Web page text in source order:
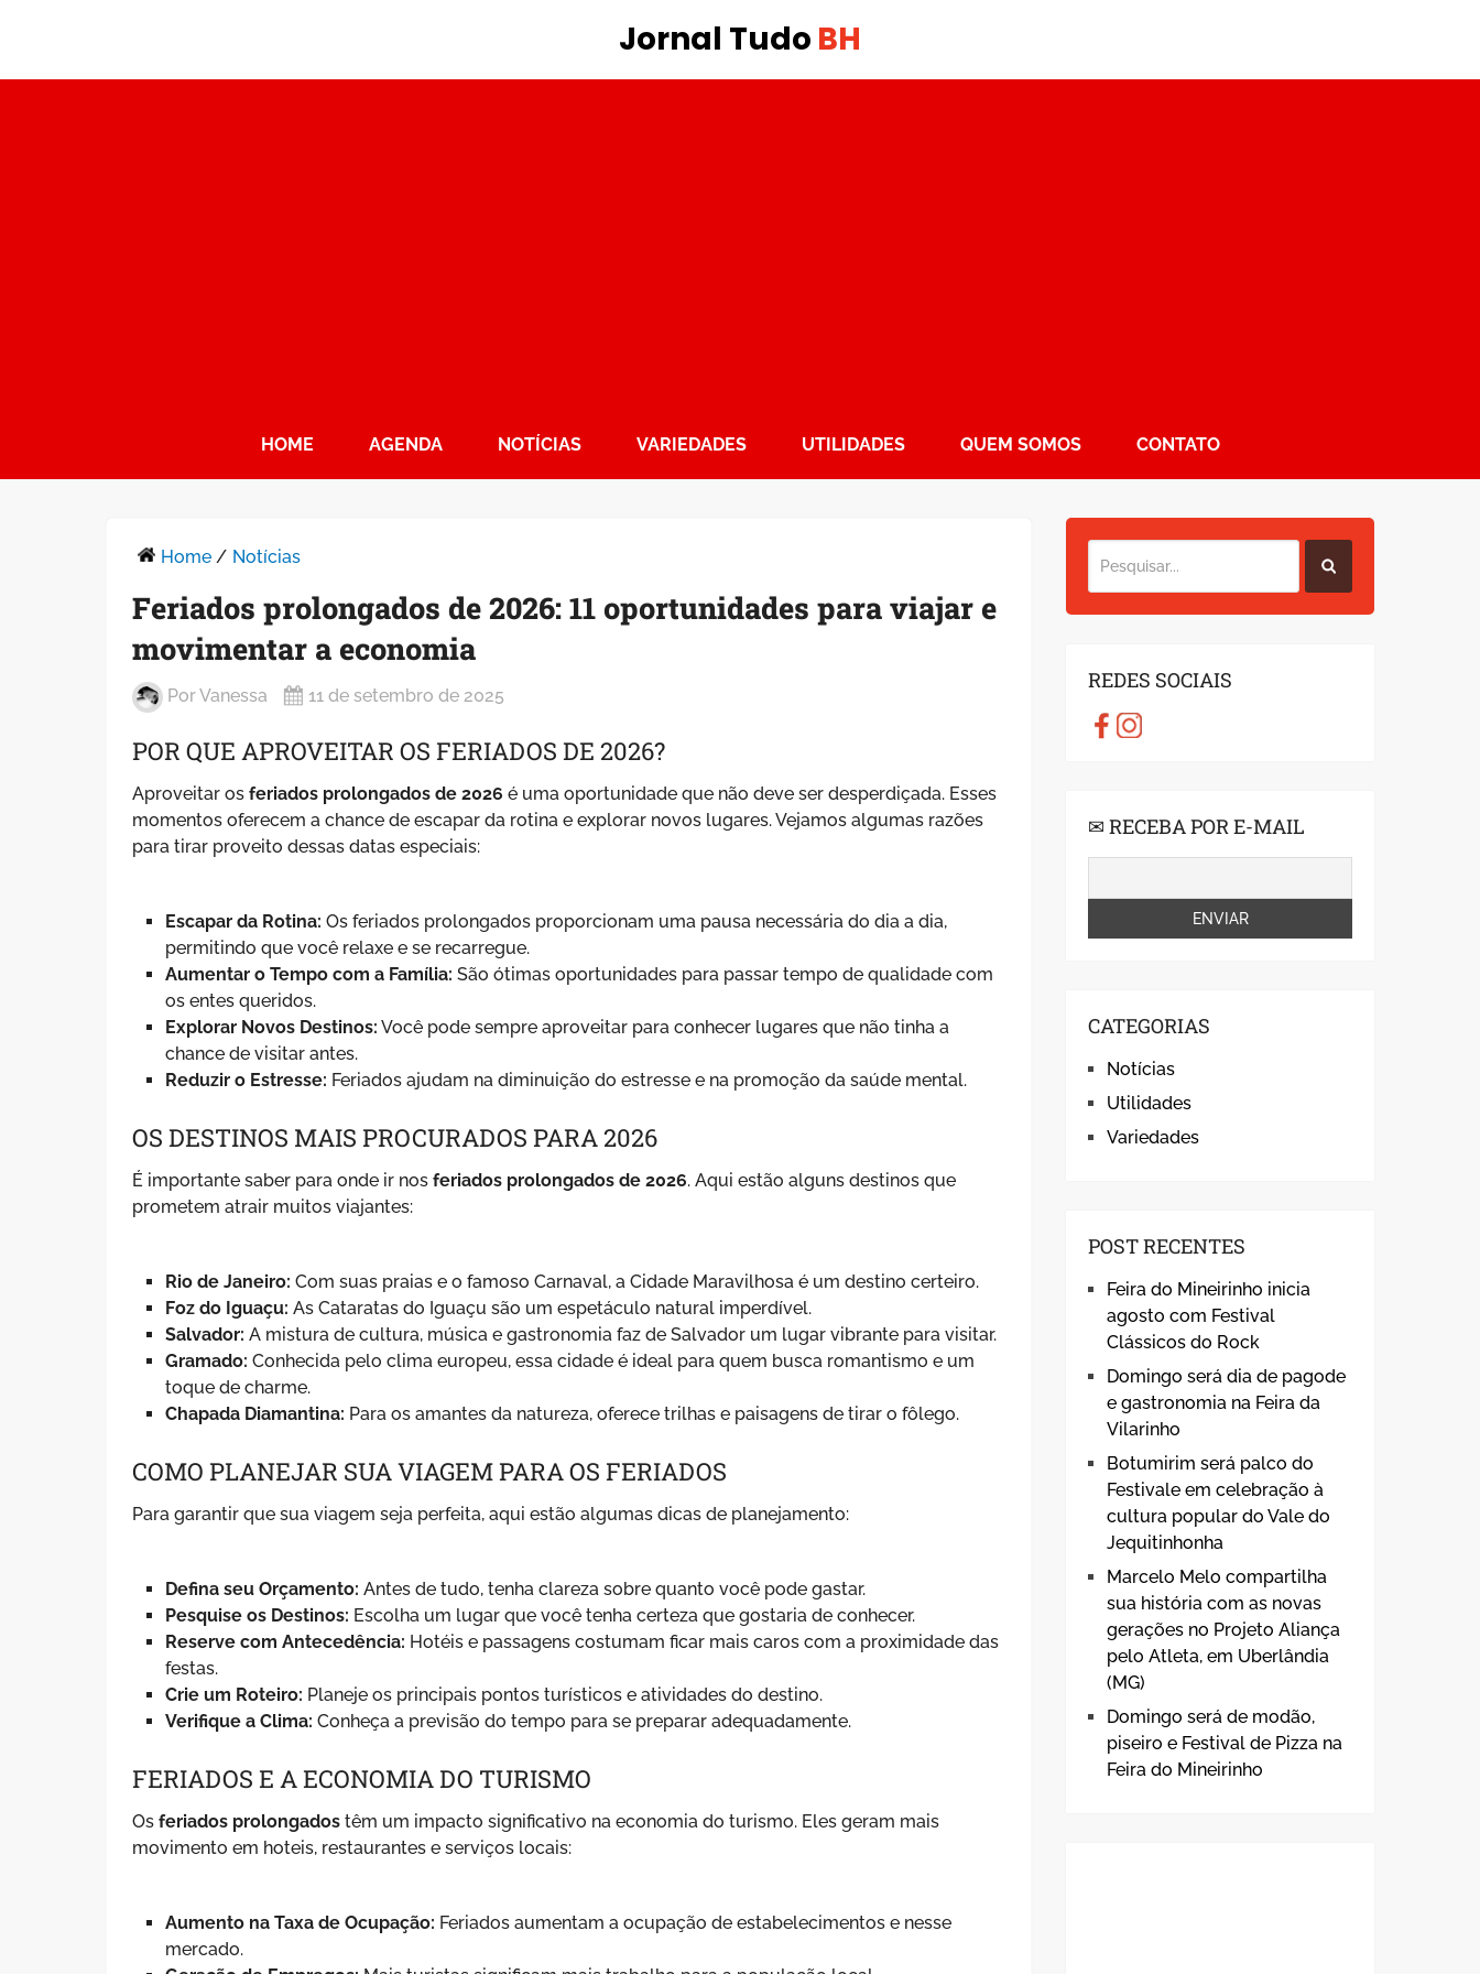
Jornal Tudo BH
HOME AGENDA NOTÍCIAS VARIEDADES UTILIDADES QUEM SOMOS CONTATO
Home / Notícias
Feriados prolongados de 2026: 11 oportunidades para viajar e
movimentar a economia
PorVanessa 11 de setembro de 2025
POR QUE APROVEITAR OS FERIADOS DE 2026?
Aproveitar osferiados prolongados de 2026 é uma oportunidade que não deve ser desperdiçada. Esses
momentos oferecem a chance de escapar da rotina e explorar novos lugares. Vejamos algumas razões
para tirar proveito dessas datas especiais:
Escapar da Rotina: Os feriados prolongados proporcionam uma pausa necessária do dia a dia,
permitindo que você relaxe e se recarregue.
Aumentar o Tempo com a Família: São ótimas oportunidades para passar tempo de qualidade com
os entes queridos.
Explorar Novos Destinos: Você pode sempre aproveitar para conhecer lugares que não tinha a
chance de visitar antes.
Reduzir o Estresse: Feriados ajudam na diminuição do estresse e na promoção da saúde mental.
OS DESTINOS MAIS PROCURADOS PARA 2026
É importante saber para onde ir nosferiados prolongados de 2026. Aqui estão alguns destinos que
prometem atrair muitos viajantes:
Rio de Janeiro: Com suas praias e o famoso Carnaval, a Cidade Maravilhosa é um destino certeiro.
Foz do Iguaçu: As Cataratas do Iguaçu são um espetáculo natural imperdível.
Salvador: A mistura de cultura, música e gastronomia faz de Salvador um lugar vibrante para visitar.
Gramado: Conhecida pelo clima europeu, essa cidade é ideal para quem busca romantismo e um
toque de charme.
Chapada Diamantina: Para os amantes da natureza, oferece trilhas e paisagens de tirar o fôlego.
COMO PLANEJAR SUA VIAGEM PARA OS FERIADOS
Para garantir que sua viagem seja perfeita, aqui estão algumas dicas de planejamento:
Defina seu Orçamento: Antes de tudo, tenha clareza sobre quanto você pode gastar.
Pesquise os Destinos: Escolha um lugar que você tenha certeza que gostaria de conhecer.
Reserve com Antecedência: Hotéis e passagens costumam ficar mais caros com a proximidade das
festas.
Crie um Roteiro: Planeje os principais pontos turísticos e atividades do destino.
Verifique a Clima: Conheça a previsão do tempo para se preparar adequadamente.
FERIADOS E A ECONOMIA DO TURISMO
Osferiados prolongados têm um impacto significativo na economia do turismo. Eles geram mais
movimento em hoteis, restaurantes e serviços locais:
Aumento na Taxa de Ocupação: Feriados aumentam a ocupação de estabelecimentos e nesse
mercado.
REDES SOCIAIS
✉ RECEBA POR E-MAIL
CATEGORIAS
Notícias
Utilidades
Variedades
POST RECENTES
Feira do Mineirinho inicia
agosto com Festival
Clássicos do Rock
Domingo será dia de pagode
e gastronomia na Feira da
Vilarinho
Botumirim será palco do
Festivale em celebração à
cultura popular do Vale do
Jequitinhonha
Marcelo Melo compartilha
sua história com as novas
gerações no Projeto Aliança
pelo Atleta, em Uberlândia
(MG)
Domingo será de modão,
piseiro e Festival de Pizza na
Feira do Mineirinho